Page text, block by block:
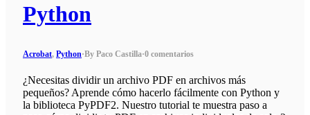
Python
Acrobat, Python·By Paco Castilla·0 comentarios
¿Necesitas dividir un archivo PDF en archivos más
pequeños? Aprende cómo hacerlo fácilmente con Python y
la biblioteca PyPDF2. Nuestro tutorial te muestra paso a